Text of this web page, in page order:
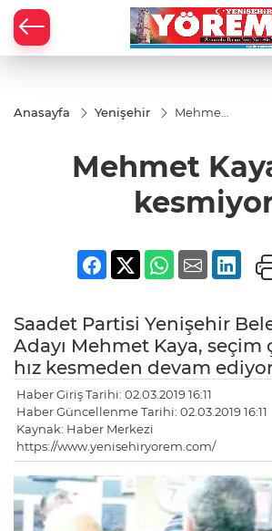
Anasayfa Yenişehir
Mehmet
Mehmet
Saadet Partisi Yenişehir
Adayı Mehmet Kaya, seçim
hız kesmeden devam
Haber Giriş Tarihi: 02.03.2019 16:11
Haber Güncellenme Tarihi: 02.03.2019 16:11
Kaynak: Haber Merkezi
https://www.yenisehiryorem.com/